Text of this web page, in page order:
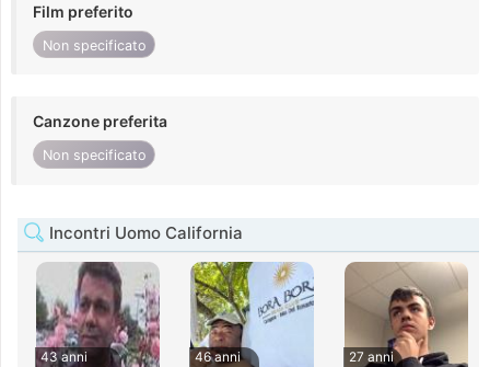
Film preferito
Non specificato
Canzone preferita
Non specificato
Incontri Uomo California
43 anni
46 anni
27 anni